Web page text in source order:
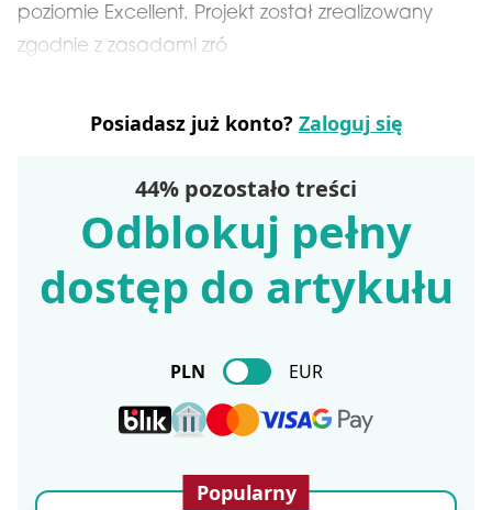
poziomie Excellent. Projekt został zrealizowany
zgodnie z zasadami zró
Posiadasz już konto? Zaloguj się
44% pozostało treści
Odblokuj pełny
dostęp do artykułu
PLN EUR
Popularny